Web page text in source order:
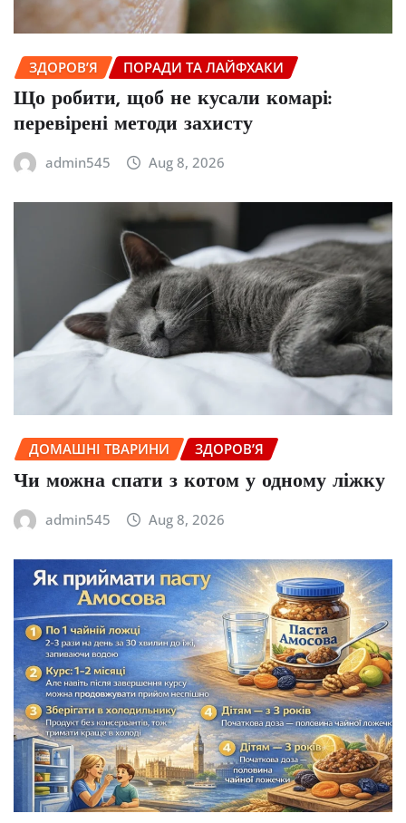
ЗДОРОВ’Я ПОРАДИ ТА ЛАЙФХАКИ
Що робити, щоб не кусали комарі:
перевірені методи захисту
admin545 Aug 8, 2026
ДОМАШНІ ТВАРИНИ ЗДОРОВ’Я
Чи можна спати з котом у одному ліжку
admin545 Aug 8, 2026